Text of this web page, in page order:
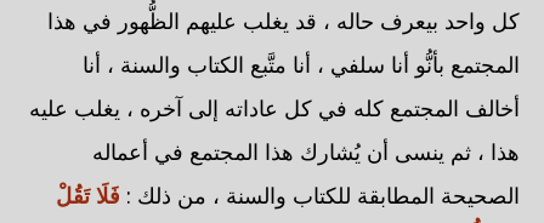
كل واحد بيعرف حاله ، قد يغلب عليهم الظُّهور في هذا
المجتمع بأنُّو أنا سلفي ، أنا متَّبع الكتاب والسنة ، أنا
أخالف المجتمع كله في كل عاداته إلى آخره ، يغلب عليه
هذا ، ثم ينسى أن يُشارك هذا المجتمع في أعماله
الصحيحة المطابقة للكتاب والسنة ، من ذلك : فَلَا تَقُلْ